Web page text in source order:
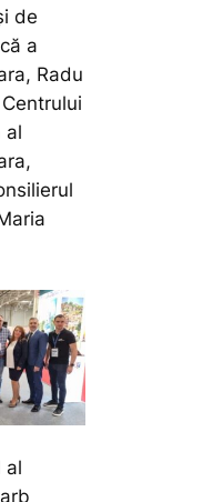
de
a
Radu
al
al